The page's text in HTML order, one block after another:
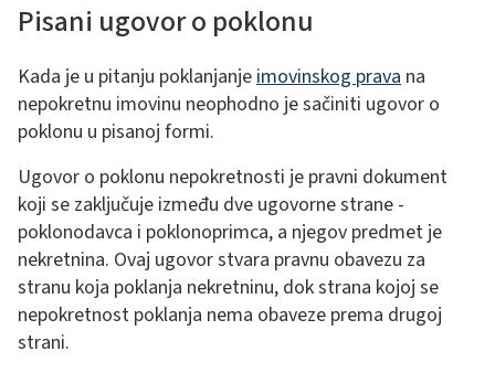
Pisani ugovor o poklonu
Kada je u pitanju poklanjanjeimovinskog prava na
nepokretnu imovinu neophodno je sačiniti ugovor o
poklonu u pisanoj formi.
Ugovor o poklonu nepokretnosti je pravni dokument
koji se zaključuje između dve ugovorne strane -
poklonodavca i poklonoprimca, a njegov predmet je
nekretnina. Ovaj ugovor stvara pravnu obavezu za
stranu koja poklanja nekretninu, dok strana kojoj se
nepokretnost poklanja nema obaveze prema drugoj
strani.